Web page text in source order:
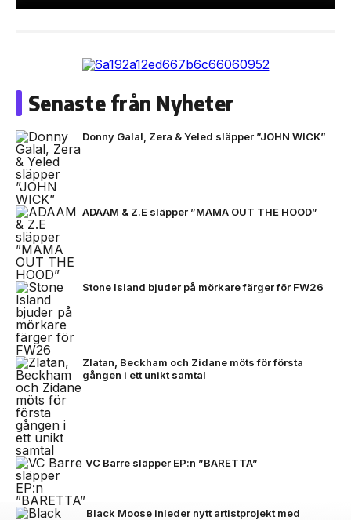
Senaste från Nyheter
Donny Galal, Zera & Yeled släpper ”JOHN WICK”
ADAAM & Z.E släpper ”MAMA OUT THE HOOD”
Stone Island bjuder på mörkare färger för FW26
Zlatan, Beckham och Zidane möts för första
gången i ett unikt samtal
VC Barre släpper EP:n ”BARETTA”
Black Moose inleder nytt artistprojekt med